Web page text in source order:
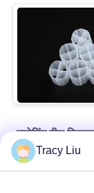
फ्लोटिंग बीड
Y5 बायोफिल्म
Tracy Liu